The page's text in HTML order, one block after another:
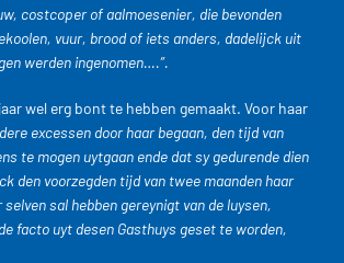
costcoper of aalmoesenier, die bevonden
vuur, brood of iets anders, dadelijck uit
werden ingenomen….”.
wel erg bont te hebben gemaakt. Voor haar
excessen door haar begaan, den tijd van
te mogen uytgaan ende dat sy gedurende dien
den voorzegden tijd van twee maanden haar
sal hebben gereynigt van de luysen,
facto uyt desen Gasthuys geset te worden,